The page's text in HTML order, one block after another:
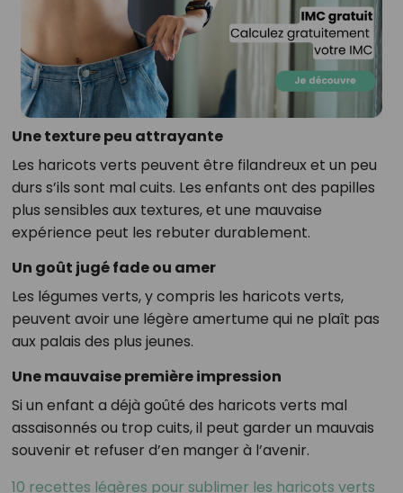
Une texture peu attrayante
Les haricots verts peuvent être filandreux et un peu
durs s’ils sont mal cuits. Les enfants ont des papilles
plus sensibles aux textures, et une mauvaise
expérience peut les rebuter durablement.
Un goût jugé fade ou amer
Les légumes verts, y compris les haricots verts,
peuvent avoir une légère amertume qui ne plaît pas
aux palais des plus jeunes.
Une mauvaise première impression
Si un enfant a déjà goûté des haricots verts mal
assaisonnés ou trop cuits, il peut garder un mauvais
souvenir et refuser d’en manger à l’avenir.
10 recettes légères pour sublimer les haricots verts